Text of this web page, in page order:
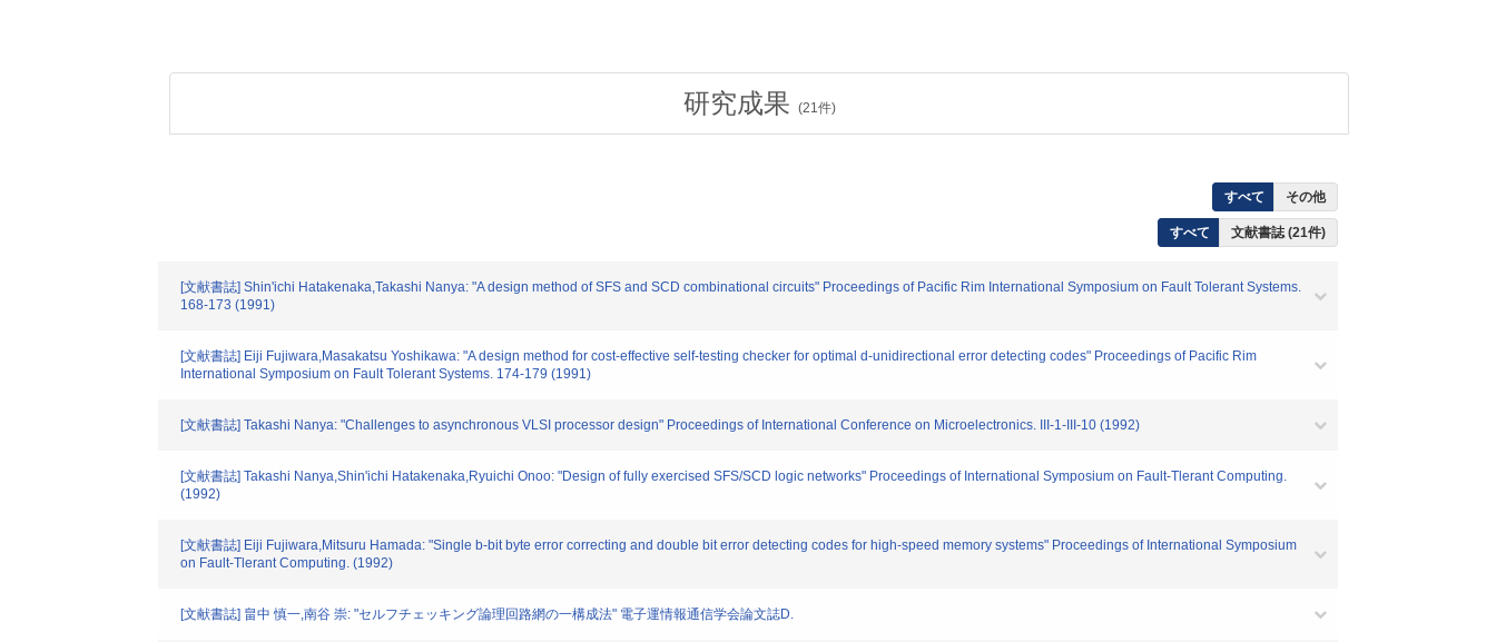
研究成果 (21件)
すべて その他
すべて 文献書誌 (21件)
[文献書誌] Shin'ichi Hatakenaka,Takashi Nanya: "A design method of SFS and SCD combinational circuits" Proceedings of Pacific Rim International Symposium on Fault Tolerant Systems.
168-173 (1991)
[文献書誌] Eiji Fujiwara,Masakatsu Yoshikawa: "A design method for cost-effective self-testing checker for optimal d-unidirectional error detecting codes" Proceedings of Pacific Rim
International Symposium on Fault Tolerant Systems. 174-179 (1991)
[文献書誌] Takashi Nanya: "Challenges to asynchronous VLSI processor design" Proceedings of International Conference on Microelectronics. III-1-III-10 (1992)
[文献書誌] Takashi Nanya,Shin'ichi Hatakenaka,Ryuichi Onoo: "Design of fully exercised SFS/SCD logic networks" Proceedings of International Symposium on Fault-Tlerant Computing.
(1992)
[文献書誌] Eiji Fujiwara,Mitsuru Hamada: "Single b-bit byte error correcting and double bit error detecting codes for high-speed memory systems" Proceedings of International Symposium
on Fault-Tlerant Computing. (1992)
[文献書誌] 畠中 慎一,南谷 崇: "セルフチェッキング論理回路網の一構成法" 電子運情報通信学会論文誌D.